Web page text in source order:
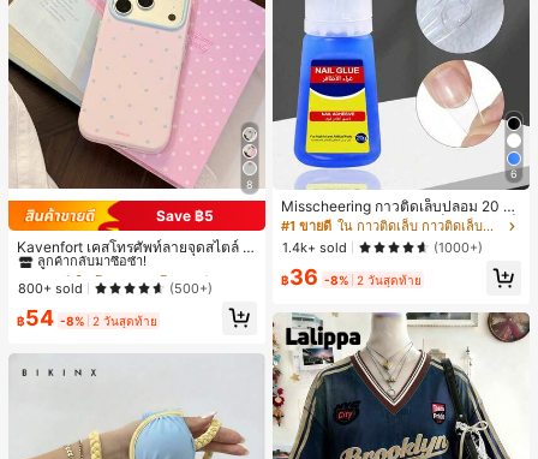
8
Save ฿5
Kavenfort เคสโทรศัพท์ลายจุดสไตล์ I
NS สุดอินเทรนด์, ใช้ได้กับ Apple 17, 1
6 Pro, กันกระแทก 15, สี Macaron Col
or Block 14, เคสนิ่ม 13, สไตล์ผู้หญิง, ล
ายเรขาคณิต, มินิมอล, สดใส & เรียบง่า
ย, สไตล์ Color Block, Niche, สไตล์ IN
#2 ขายดี ใน โพลก้า เคสโทรศัพท์
ลูกค้ากลับมาซื้อซ้ำ!
#2 ขายดี ใน โพลก้า เคสโทรศัพท์
ลูกค้ากลับมาซื้อซ้ำ!
#2 ขายดี ใน โพลก้า เคสโทรศัพท์
ลูกค้ากลับมาซื้อซ้ำ!
#2 ขายดี
ลูกค้ากลับมาซื้อซ้ำ!
800+ sold (500+)
฿54 -8% 2 วันสุดท้าย
6
Misscheering กาวติดเล็บปลอม 20 กรั
ม แรงยึดสูง เจลสติกเกอร์เล็บนุ่ม แห้งเร็
ว เหมาะสำหรับผู้เริ่มต้นทำเล็บ ติดทนน
าน
#1 ขายดี
ใน กาวติดเล็บ กาวติดเล็บและสารยึดติด
1.4k+ sold
(1000+)
฿36 -8% 2 วันสุดท้าย